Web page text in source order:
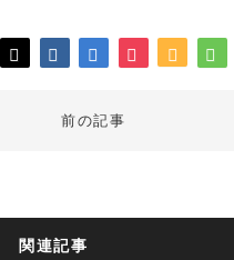
前の記事
関連記事